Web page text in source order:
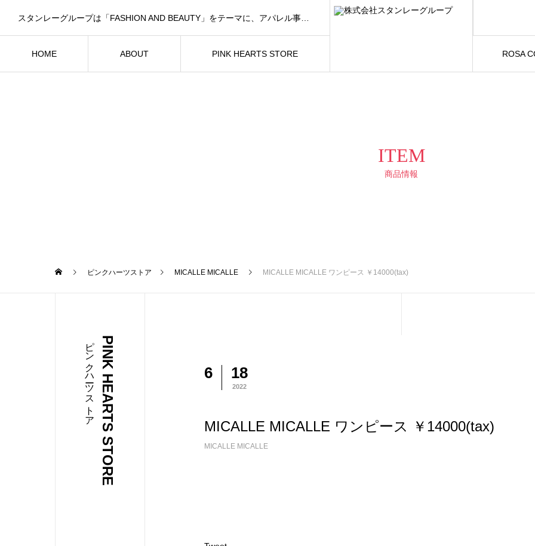
HOME ABOUT PINK HEARTS STORE ROSA
ITEM
商品情報
ピンクハーツストア MICALLE MICALLE MICALLE MICALLE ワンピース ￥14000(tax)
PINK HEARTS STORE
ピンクハーツストア 6 18
2022
MICALLE MICALLE ワンピース ￥14000(tax)
MICALLE MICALLE